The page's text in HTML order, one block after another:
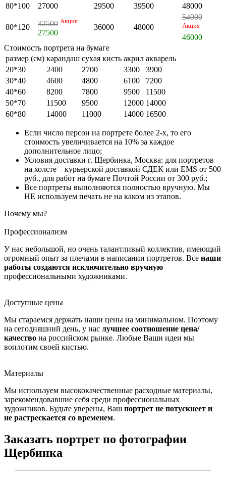
80*100
27000 29500 39500 48000
80*120 32500 Акция
27500
36000 48000
54000
Акция
46000
Стоимость портрета на бумаге
размер (см) карандаш сухая кисть акрил акварель
20*30
2400 2700 3300
3900
30*40
4600 4800 6100
7200
40*60
8200 7800 9500
11500
50*70
11500 9500 12000 14000
60*80
14000 11000 14000 16500
Если число персон на портрете более 2-х, то его
стоимость увеличивается на 10% за каждое
дополнительное лицо;
Условия доставки г. Щербинка, Москва: для портретов
на холсте – курьерской доставкой СДЕК или EMS от 500
руб., для работ на бумаге Почтой России от 300 руб.;
Все портреты выполняются полностью вручную. Мы
НЕ используем печать не на каком из этапов.
Почему мы?
Профессионализм
У нас небольшой, но очень талантливый коллектив, имеющий
огромный опыт за плечами в написании портретов. Все наши
работы создаются исключительно вручную
профессиональными художниками.
Доступные цены
Мы стараемся держать наши цены на минимальном. Поэтому
на сегодняшний день, у нас лучшее соотношение цена/
качество на российском рынке. Любые Ваши идеи мы
воплотим своей кистью.
Материалы
Мы используем высококачественные расходные материалы,
зарекомендовавшие себя среди профессиональных
художников. Будьте уверены, Ваш портрет не потускнеет и
не растрескается со временем.
Заказать портрет по фотографии
Щербинка